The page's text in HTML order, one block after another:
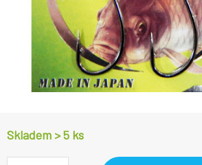
Skladem > 5 ks